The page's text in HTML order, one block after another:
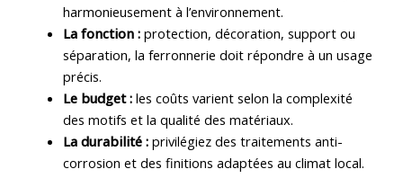
harmonieusement à l’environnement.
La fonction : protection, décoration, support ou
séparation, la ferronnerie doit répondre à un usage
précis.
Le budget : les coûts varient selon la complexité
des motifs et la qualité des matériaux.
La durabilité : privilégiez des traitements anti-
corrosion et des finitions adaptées au climat local.